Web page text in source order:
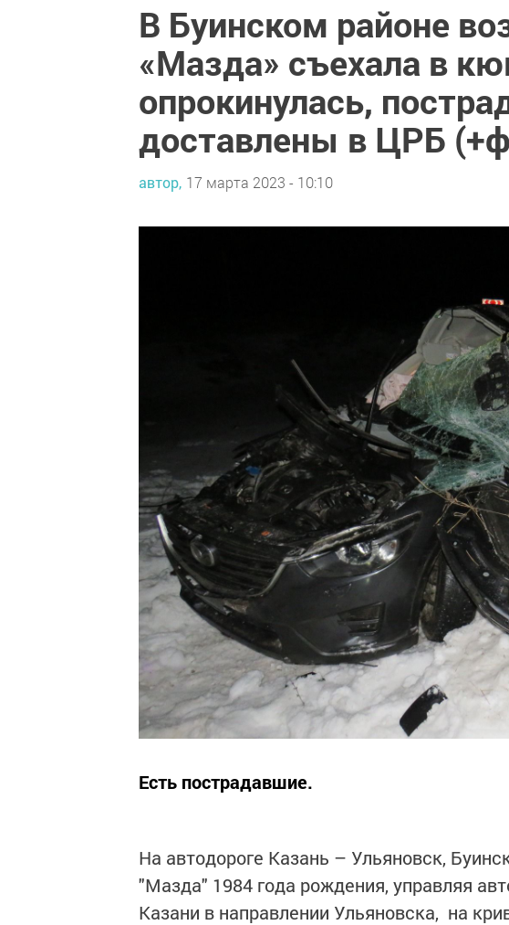
В Буинском районе
«Мазда» съехала в
опрокинулась,
доставлены в ЦРБ
автор, 17 марта 2023 - 10:10
Есть пострадавшие.
На автодороге Казань – Ульяновск,
"Мазда" 1984 года рождения, управляя
Казани в направлении Ульяновска, на